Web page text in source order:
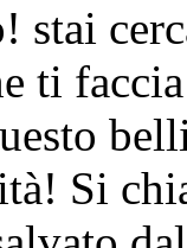
stai
ti
Si